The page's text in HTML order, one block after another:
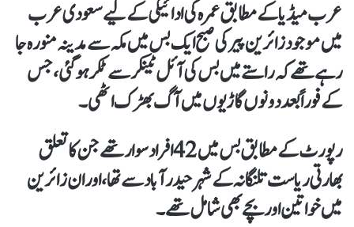
عرب میڈیا کے مطابق عمرہ کی ادائیگی کے لیے سعودی عرب
میں موجود زائرین پیر کی صبح ایک بس میں مکہ سے مدینہ منورہ جا
رہے تھے کہ راستے میں بس کی آئل ٹینکر سے ٹکر ہوگئی، جس
کے فوراً بعد دونوں گاڑیوں میں آگ بھڑک اٹھی۔
رپورٹ کے مطابق بس میں 42 افراد سوار تھے جن کا تعلق
بھارتی ریاست تلنگانہ کے شہر حیدرآباد سے تھا، اور ان زائرین
میں خواتین اور بچے بھی شامل تھے۔